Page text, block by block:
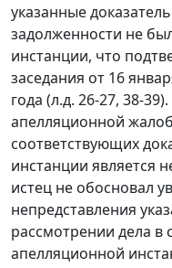
указанные
задолженности не
инстанции, что
заседания от 16
года (л.д. 26-27, 38-
апелляционной
соответствующих
инстанции является
истец не обосновал
непредставления
рассмотрении дела в
апелляционной